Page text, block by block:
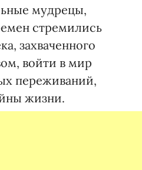
мудрецы,
стремились
захваченного
войти в мир
переживаний,
жизни.